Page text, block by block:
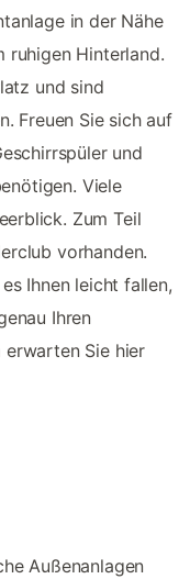
in der Nähe
ruhigen Hinterland.
und sind
Freuen Sie sich auf
und
Viele
Zum Teil
vorhanden.
Ihnen leicht fallen,
Ihren
erwarten Sie hier
Außenanlagen